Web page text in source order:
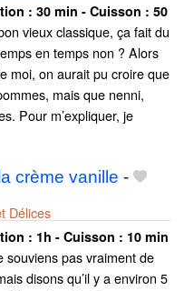
: 30 min - Cuisson : 50
vieux classique, ça fait du
en temps non ? Alors
moi, on aurait pu croire que
mais que nenni,
Pour m’expliquer, je
crème vanille -
Délices
: 1h - Cuisson : 10 min
souviens pas vraiment de
disons qu’il y a environ 5